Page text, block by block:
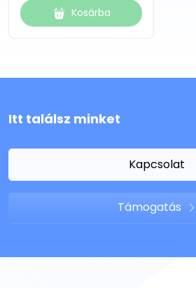
Kosárba
Itt találsz minket
Kapcsolat
Támogatás